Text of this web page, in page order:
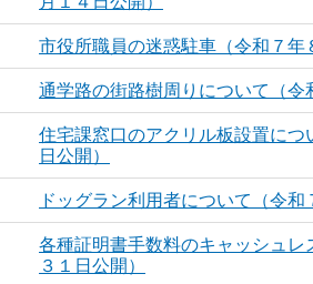
市役所職員の迷惑駐車（令和７年
通学路の街路樹周りについて（令
住宅課窓口のアクリル板設置につ
日公開）
ドッグラン利用者について（令和
各種証明書手数料のキャッシュレ
３１日公開）